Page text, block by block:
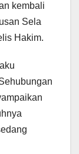
kembali
Sela
Hakim.